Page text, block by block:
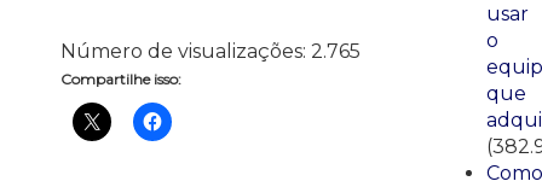
Número de visualizações: 2.765
Compartilhe isso:
usar
o
que
Como